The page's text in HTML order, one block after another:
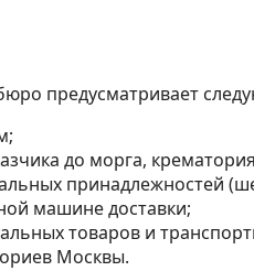
предусматривает
до морга,
принадлежностей
машине доставки;
товаров и
Москвы.